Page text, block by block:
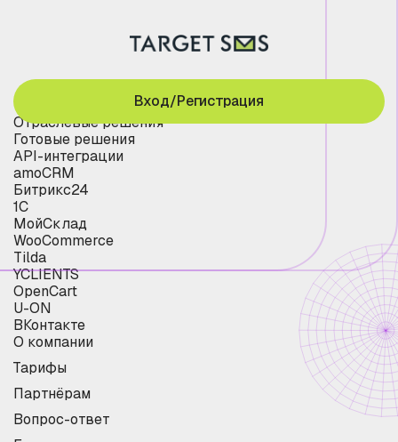
Отраслевые решения
Готовые решения
API-интеграции
amoCRM
Битрикс24
1С
МойСклад
WooCommerce
Tilda
YCLIENTS
OpenCart
U-ON
ВКонтакте
О компании
Тарифы
Партнёрам
Вопрос-ответ
Вход/Регистрация